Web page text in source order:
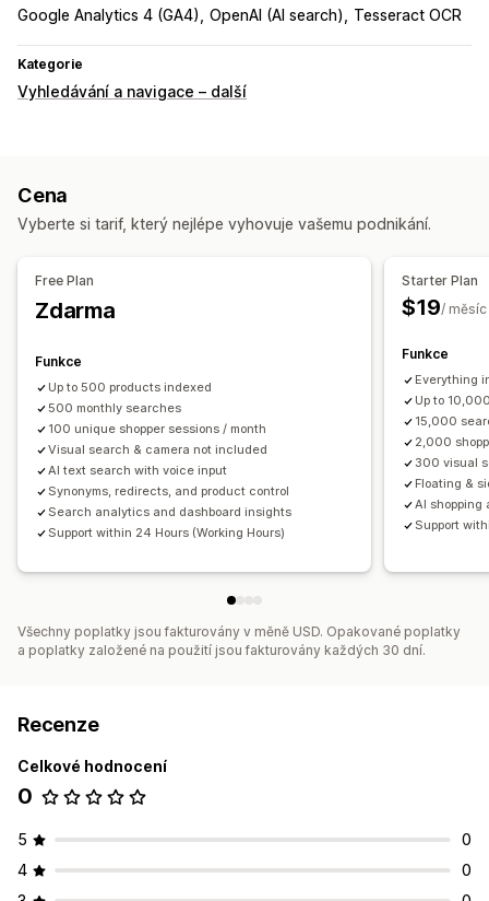
Google Analytics 4 (GA4) OpenAI (AI search) Tesseract OCR
Kategorie
Vyhledávání a navigace – další
Cena
Vyberte si tarif, který nejlépe vyhovuje vašemu podnikání.
Free Plan
Zdarma
Funkce
Up to 500 products indexed
500 monthly searches
100 unique shopper sessions / month
Visual search & camera not included
AI text search with voice input
Synonyms, redirects, and product control
Search analytics and dashboard insights
Support within 24 Hours (Working Hours)
Starter Plan
$19/ měsíc
Funkce
Everything
Up to
15,000
2,000
300 visual
Floating &
AI shopping
Support
Všechny poplatky jsou fakturovány v měně USD. Opakované poplatky
a poplatky založené na použití jsou fakturovány každých 30 dní.
Recenze
Celkové hodnocení
0
5
0
4
0